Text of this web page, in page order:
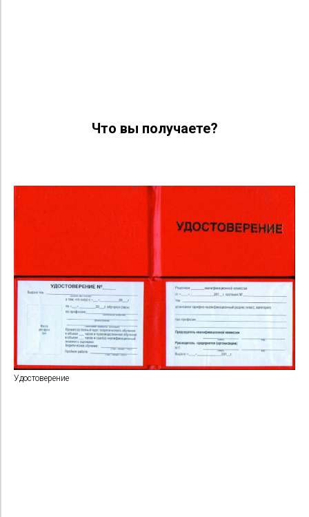
Что вы получаете?
Удостоверение